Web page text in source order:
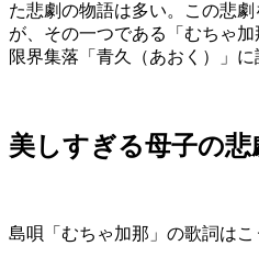
た悲劇の物語は多い。この悲
が、その一つである「むちゃ
限界集落「青久（あおく）」に
美しすぎる母子の悲
島唄「むちゃ加那」の歌詞はこ